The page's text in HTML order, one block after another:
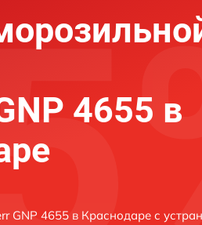
4655 в
GNP 4655 в Краснодаре с